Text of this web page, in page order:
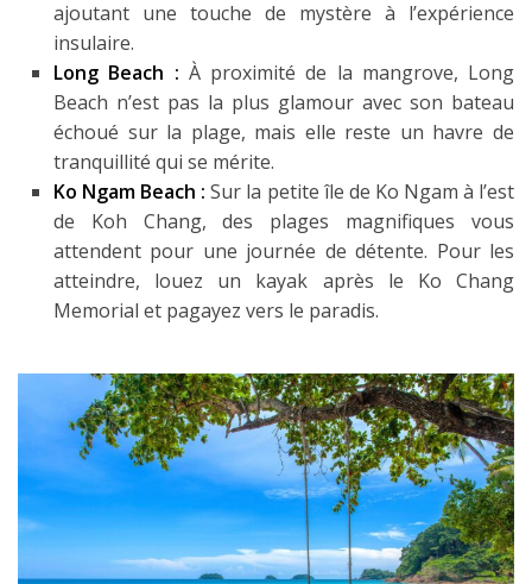
ajoutant une touche de mystère à l’expérience
insulaire.
Long Beach : À proximité de la mangrove, Long
Beach n’est pas la plus glamour avec son bateau
échoué sur la plage, mais elle reste un havre de
tranquillité qui se mérite.
Ko Ngam Beach : Sur la petite île de Ko Ngam à l’est
de Koh Chang, des plages magnifiques vous
attendent pour une journée de détente. Pour les
atteindre, louez un kayak après le Ko Chang
Memorial et pagayez vers le paradis.